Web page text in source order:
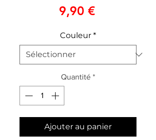
9,90 €Prix
Couleur *
Quantité *
Ajouter au panier